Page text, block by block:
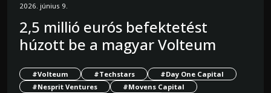
2026. június 9.
2,5 millió eurós befektetést
húzott be a magyar Volteum
#Volteum #Techstars
#Day One Capital
#Nesprit Ventures
#Movens Capital